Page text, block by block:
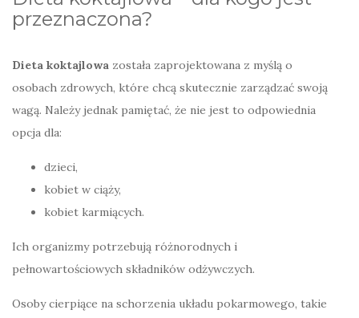
przeznaczona?
Dieta koktajlowa została zaprojektowana z myślą o
osobach zdrowych, które chcą skutecznie zarządzać swoją
wagą. Należy jednak pamiętać, że nie jest to odpowiednia
opcja dla:
dzieci,
kobiet w ciąży,
kobiet karmiących.
Ich organizmy potrzebują różnorodnych i
pełnowartościowych składników odżywczych.
Osoby cierpiące na schorzenia układu pokarmowego, takie